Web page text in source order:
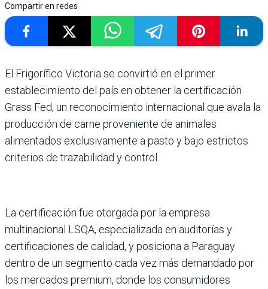
Compartir en redes
El Frigorífico Victoria se convirtió en el primer
establecimiento del país en obtener la certificación
Grass Fed, un reconocimiento internacional que avala la
producción de carne proveniente de animales
alimentados exclusivamente a pasto y bajo estrictos
criterios de trazabilidad y control.
La certificación fue otorgada por la empresa
multinacional LSQA, especializada en auditorías y
certificaciones de calidad, y posiciona a Paraguay
dentro de un segmento cada vez más demandado por
los mercados premium, donde los consumidores